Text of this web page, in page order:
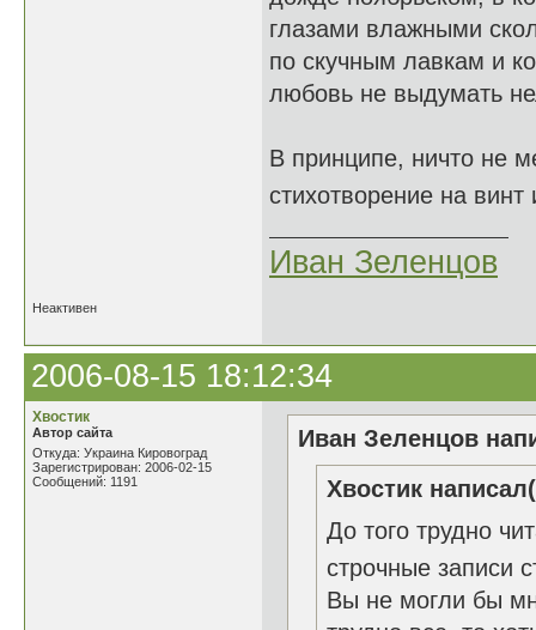
глазами влажными
по скучным лавкам и
любовь не выдумать
В принципе, ничто не
стихотворение на
Иван Зеленцов
Неактивен
2006-08-15 18:12:34
Хвостик
Автор сайта
Откуда: Украина Кировоград
Зарегистрирован: 2006-02-15
Сообщений: 1191
Иван Зеленцов
Хвостик
До того трудно
строчные записи
Вы не могли бы